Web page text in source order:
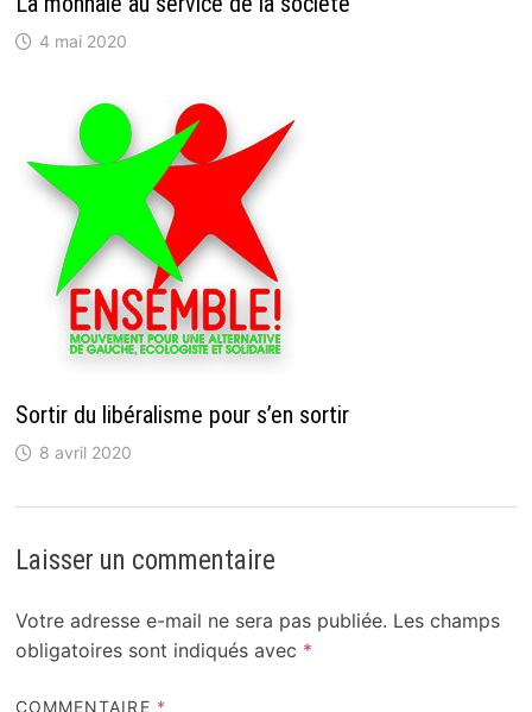
4 mai 2020
Sortir du libéralisme pour s’en sortir
8 avril 2020
Laisser un commentaire
Votre adresse e-mail ne sera pas publiée. Les champs
obligatoires sont indiqués avec *
COMMENTAIRE *